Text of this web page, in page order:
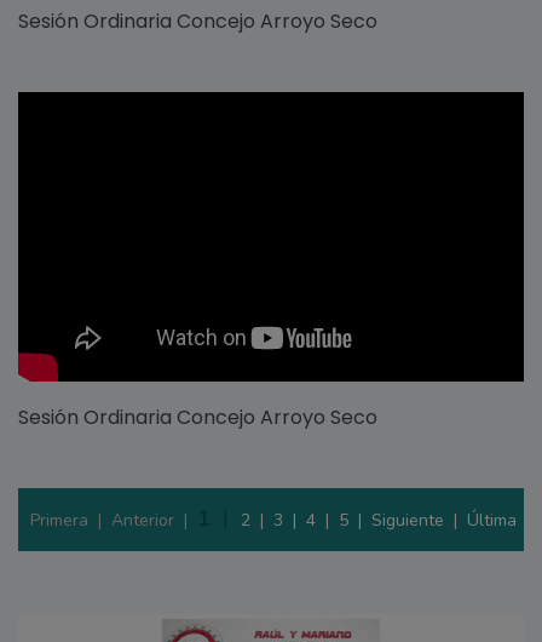
Sesión Ordinaria Concejo Arroyo Seco
Sesión Ordinaria Concejo Arroyo Seco
Primera | Anterior | 2 | 3 | 4 | 5 | Siguiente | Última